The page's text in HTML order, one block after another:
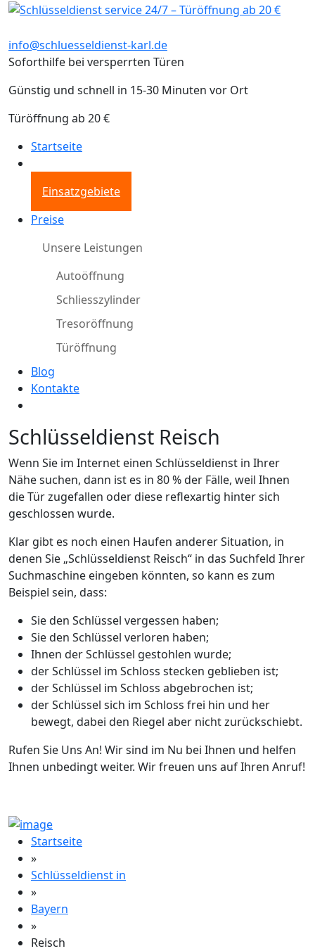
info@schluesseldienst-karl.de
Soforthilfe bei versperrten Türen
Günstig und schnell in 15-30 Minuten vor Ort
Türöffnung ab 20 €
Startseite
Einsatzgebiete
Preise
Unsere Leistungen
Autoöffnung
Schliesszylinder
Tresoröffnung
Türöffnung
Blog
Kontakte
Schlüsseldienst Reisch
Wenn Sie im Internet einen Schlüsseldienst in Ihrer
Nähe suchen, dann ist es in 80 % der Fälle, weil Ihnen
die Tür zugefallen oder diese reflexartig hinter sich
geschlossen wurde.
Klar gibt es noch einen Haufen anderer Situation, in
denen Sie „Schlüsseldienst Reisch“ in das Suchfeld Ihrer
Suchmaschine eingeben könnten, so kann es zum
Beispiel sein, dass:
Sie den Schlüssel vergessen haben;
Sie den Schlüssel verloren haben;
Ihnen der Schlüssel gestohlen wurde;
der Schlüssel im Schloss stecken geblieben ist;
der Schlüssel im Schloss abgebrochen ist;
der Schlüssel sich im Schloss frei hin und her
bewegt, dabei den Riegel aber nicht zurückschiebt.
Rufen Sie Uns An! Wir sind im Nu bei Ihnen und helfen
Ihnen unbedingt weiter. Wir freuen uns auf Ihren Anruf!
Startseite
»
Schlüsseldienst in
»
Bayern
»
Reisch